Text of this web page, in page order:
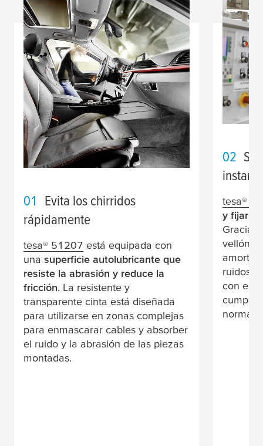
01
Evita los chirridos
rápidamente
tesa® 51207 está equipada con
una superficie autolubricante que
resiste la abrasión y reduce la
fricción. La resistente y
transparente cinta está diseñada
para utilizarse en zonas complejas
para enmascarar cables y absorber
el ruido y la abrasión de las piezas
montadas.
02
tesa®
y fijar
Gracias
vellón y
ruidos
con
cumple
norma